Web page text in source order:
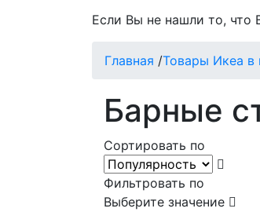
Если Вы не нашли то, что
Главная /Товары Икеа в
Барные
Сортировать по
Фильтровать по
Выберите значение